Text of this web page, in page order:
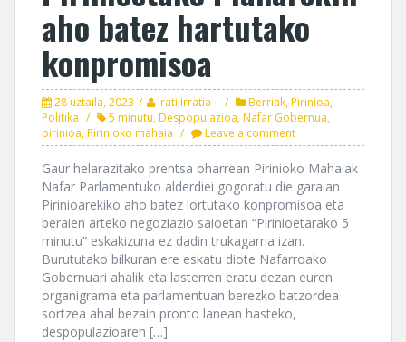
aho batez hartutako
konpromisoa
28 uztaila, 2023 Irati Irratia Berriak,Pirinioa,
Politika
5 minutu,Despopulazioa,Nafar Gobernua,
pirinioa,Pirinioko mahaia Leave a comment
Gaur helarazitako prentsa oharrean Pirinioko Mahaiak
Nafar Parlamentuko alderdiei gogoratu die garaian
Pirinioarekiko aho batez lortutako konpromisoa eta
beraien arteko negoziazio saioetan “Pirinioetarako 5
minutu” eskakizuna ez dadin trukagarria izan.
Burututako bilkuran ere eskatu diote Nafarroako
Gobernuari ahalik eta lasterren eratu dezan euren
organigrama eta parlamentuan berezko batzordea
sortzea ahal bezain pronto lanean hasteko,
despopulazioaren […]